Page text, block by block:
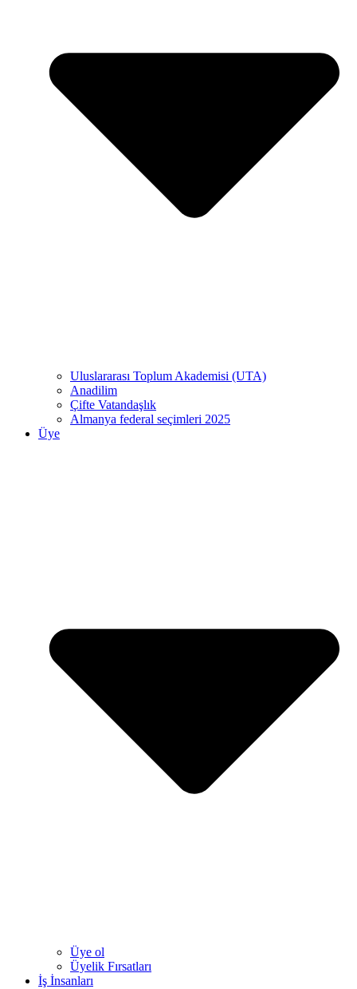
Uluslararası Toplum Akademisi (UTA)
Anadilim
Çifte Vatandaşlık
Almanya federal seçimleri 2025
Üye
Üye ol
Üyelik Fırsatları
İş İnsanları